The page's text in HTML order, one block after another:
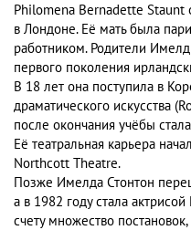
Philomena Bernadette Staunt
в Лондоне. Её мать была
работником. Родители
первого поколения
В 18 лет она поступила в
драматического искусства
после окончания учёбы
Её театральная карьера
Northcott Theatre.
Позже Имелда Стонтон
а в 1982 году стала
счету множество